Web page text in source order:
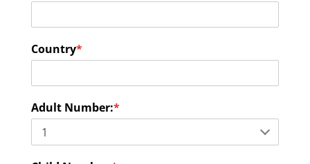
Country*
Adult Number:*